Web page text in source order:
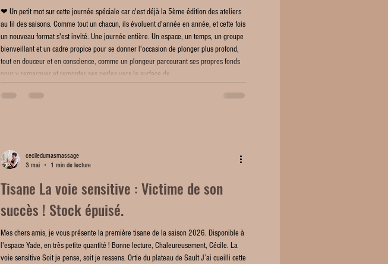
❤ Un petit mot sur cette journée spéciale car c'est déjà la 5ème édition des ateliers
au fil des saisons. Comme tout un chacun, ils évoluent d'année en année, et cette fois
un nouveau format s'est invité. Une journée entière. Un espace, un temps, un groupe
bienveillant et un cadre propice pour se donner l'occasion de plonger plus profond,
tout en douceur et en conscience, comme un plongeur parcourant ses propres fonds
pour y remarquer et remonter ses perles vers la surface de
Tisane La voie sensitive : Victime de son
succès ! Stock épuisé.
Mes chers amis, je vous présente la première tisane de la saison 2026. Disponible à
l'espace Yade, en très petite quantité ! Bonne lecture, Chaleureusement, Cécile. La
voie sensitive Soit je pense, soit je ressens. Ortie du plateau de Sault J’ai cueilli cette
ceciledumasmassage
3 mai
1 min de lecture